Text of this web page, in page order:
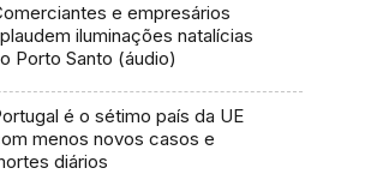
e empresários
iluminações natalícias
Porto Santo (áudio)
é o sétimo país da UE
menos novos casos e
diários